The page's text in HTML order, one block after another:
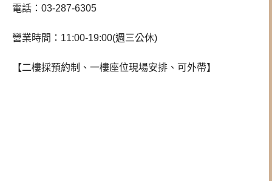
電話：03-287-6305
營業時間：11:00-19:00(週三公休)
【二樓採預約制、一樓座位現場安排、可外帶】